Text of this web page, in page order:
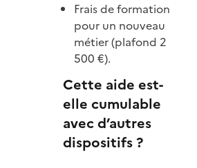
Frais de formation
pour un nouveau
métier (plafond 2
500 €).
Cette aide est-
elle cumulable
avec d’autres
dispositifs ?